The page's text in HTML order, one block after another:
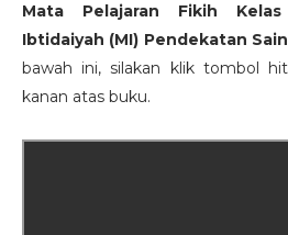
Mata Pelajaran Fikih
Ibtidaiyah (MI) Pendekatan
bawah ini, silakan klik tombol
kanan atas buku.